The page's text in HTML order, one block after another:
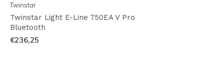
Twinstar
Twinstar Light E-Line 750EA V Pro
Bluetooth
€236,25